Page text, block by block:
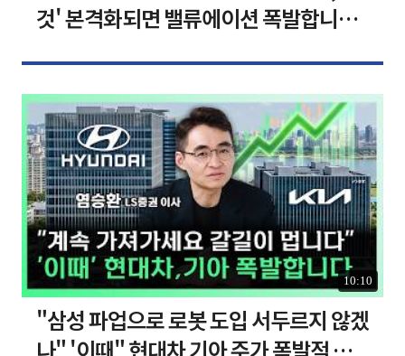
것' 본격화되면 밸류에이션 폭발합니다
10:10
"삼성 파업으로 로봇 도입 서두르지 않겠
나" '이때" 현대차 기아 주가 폭발적 성